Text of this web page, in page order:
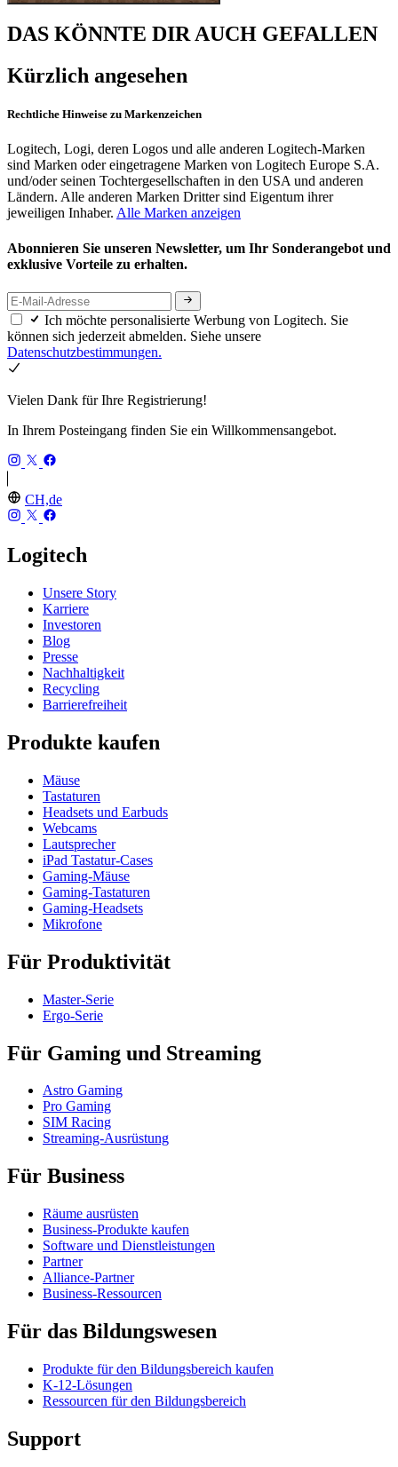
DAS KÖNNTE DIR AUCH GEFALLEN
Kürzlich angesehen
Rechtliche Hinweise zu Markenzeichen
Logitech, Logi, deren Logos und alle anderen Logitech-Marken
sind Marken oder eingetragene Marken von Logitech Europe S.A.
und/oder seinen Tochtergesellschaften in den USA und anderen
Ländern. Alle anderen Marken Dritter sind Eigentum ihrer
jeweiligen Inhaber. Alle Marken anzeigen
Abonnieren Sie unseren Newsletter, um Ihr Sonderangebot und
exklusive Vorteile zu erhalten.
Ich möchte personalisierte Werbung von Logitech. Sie
können sich jederzeit abmelden. Siehe unsere
Datenschutzbestimmungen.
Vielen Dank für Ihre Registrierung!
In Ihrem Posteingang finden Sie ein Willkommensangebot.
CH,de
Logitech
Unsere Story
Karriere
Investoren
Blog
Presse
Nachhaltigkeit
Recycling
Barrierefreiheit
Produkte kaufen
Mäuse
Tastaturen
Headsets und Earbuds
Webcams
Lautsprecher
iPad Tastatur-Cases
Gaming-Mäuse
Gaming-Tastaturen
Gaming-Headsets
Mikrofone
Für Produktivität
Master-Serie
Ergo-Serie
Für Gaming und Streaming
Astro Gaming
Pro Gaming
SIM Racing
Streaming-Ausrüstung
Für Business
Räume ausrüsten
Business-Produkte kaufen
Software und Dienstleistungen
Partner
Alliance-Partner
Business-Ressourcen
Für das Bildungswesen
Produkte für den Bildungsbereich kaufen
K-12-Lösungen
Ressourcen für den Bildungsbereich
Support